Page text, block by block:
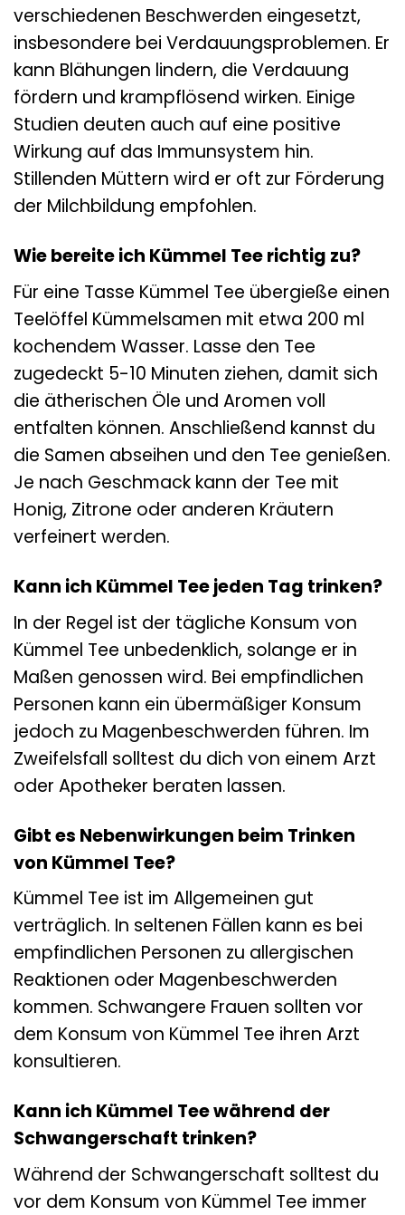
verschiedenen Beschwerden eingesetzt,
insbesondere bei Verdauungsproblemen. Er
kann Blähungen lindern, die Verdauung
fördern und krampflösend wirken. Einige
Studien deuten auch auf eine positive
Wirkung auf das Immunsystem hin.
Stillenden Müttern wird er oft zur Förderung
der Milchbildung empfohlen.
Wie bereite ich Kümmel Tee richtig zu?
Für eine Tasse Kümmel Tee übergieße einen
Teelöffel Kümmelsamen mit etwa 200 ml
kochendem Wasser. Lasse den Tee
zugedeckt 5-10 Minuten ziehen, damit sich
die ätherischen Öle und Aromen voll
entfalten können. Anschließend kannst du
die Samen abseihen und den Tee genießen.
Je nach Geschmack kann der Tee mit
Honig, Zitrone oder anderen Kräutern
verfeinert werden.
Kann ich Kümmel Tee jeden Tag trinken?
In der Regel ist der tägliche Konsum von
Kümmel Tee unbedenklich, solange er in
Maßen genossen wird. Bei empfindlichen
Personen kann ein übermäßiger Konsum
jedoch zu Magenbeschwerden führen. Im
Zweifelsfall solltest du dich von einem Arzt
oder Apotheker beraten lassen.
Gibt es Nebenwirkungen beim Trinken
von Kümmel Tee?
Kümmel Tee ist im Allgemeinen gut
verträglich. In seltenen Fällen kann es bei
empfindlichen Personen zu allergischen
Reaktionen oder Magenbeschwerden
kommen. Schwangere Frauen sollten vor
dem Konsum von Kümmel Tee ihren Arzt
konsultieren.
Kann ich Kümmel Tee während der
Schwangerschaft trinken?
Während der Schwangerschaft solltest du
vor dem Konsum von Kümmel Tee immer